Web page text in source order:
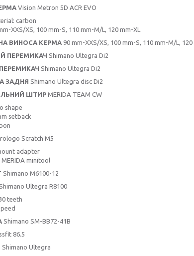
Vision Metron 5D ACR EVO
carbon
XXS/XS, 100 mm-S, 110 mm-M/L, 120 mm-XL
ВИНОСА КЕРМА 90 mm-XXS/XS, 100 mm-S, 110 mm-M/L, 120
ПЕРЕМИКАЧ Shimano Ultegra Di2
Shimano Ultegra Di2
ЗАДНЯ Shimano Ultegra disc Di2
ШТИР MERIDA TEAM CW
shape
setback
Scratch M5
adapter
MERIDA minitool
Shimano M6100-12
Shimano Ultegra R8100
teeth
Shimano SM-BB72-41B
86.5
Shimano Ultegra